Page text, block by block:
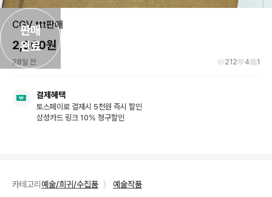
판매
완료
CGV ttt판매
2,000원
28일 전 212 4 1
결제혜택
토스페이로 결제시 5천원 즉시 할인
삼성카드 링크 10% 청구할인
카테고리 예술/희귀/수집품 〉
예술작품